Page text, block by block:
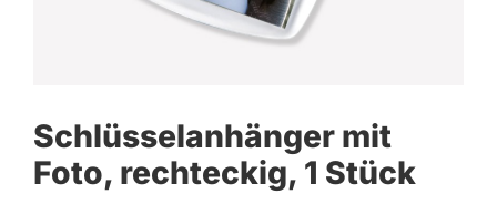
Schlüsselanhänger mit
Foto, rechteckig, 1 Stück